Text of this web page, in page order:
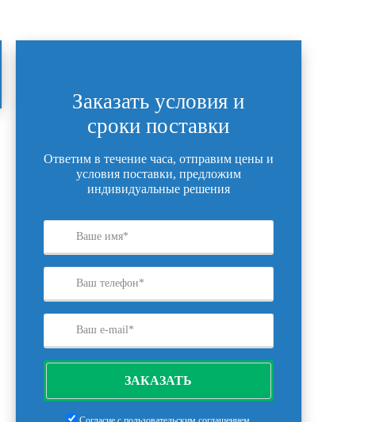
Заказать условия и
сроки поставки
Ответим в течение часа, отправим цены и
условия поставки, предложим
индивидуальные решения
ЗАКАЗАТЬ